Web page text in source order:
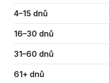
4–15 dnů
16–30 dnů
31–60 dnů
61+ dnů